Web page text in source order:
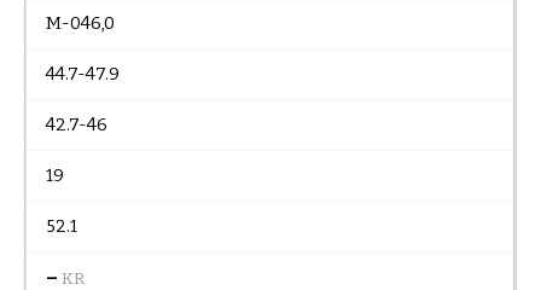
M-046,0
44.7-47.9
42.7-46
19
52.1
– KR